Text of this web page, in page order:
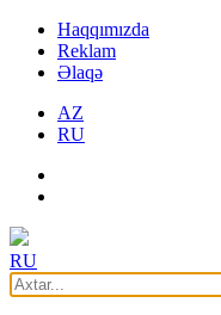
Haqqımızda
Reklam
Əlaqə
AZ
RU
RU